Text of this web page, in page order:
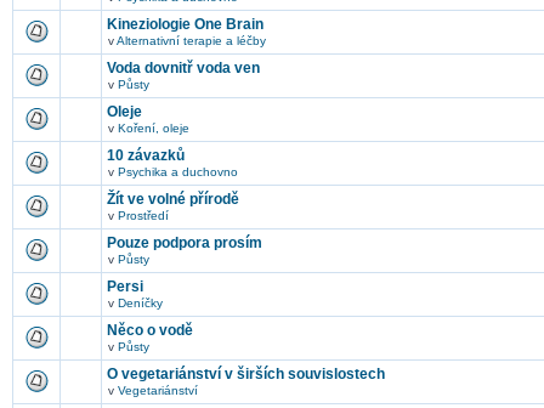
Kineziologie One Brain
vAlternativní terapie a léčby
Voda dovnitř voda ven
v Půsty
Oleje
v Koření, oleje
10 závazků
v Psychika a duchovno
Žít ve volné přírodě
v Prostředí
Pouze podpora prosím
v Půsty
Persi
v Deníčky
Něco o vodě
v Půsty
O vegetariánství v širších souvislostech
v Vegetariánství